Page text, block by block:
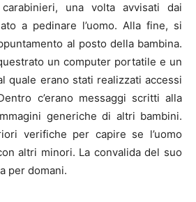
una volta avvisati dai
a pedinare l’uomo. Alla fine, si
al posto della bambina.
un computer portatile e un
quale erano stati realizzati accessi
c’erano messaggi scritti alla
generiche di altri bambini.
verifiche per capire se l’uomo
altri minori. La convalida del suo
per domani.